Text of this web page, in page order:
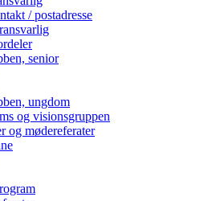
/ postadresse
senior
ungdom
og visionsgruppen
og mødereferater